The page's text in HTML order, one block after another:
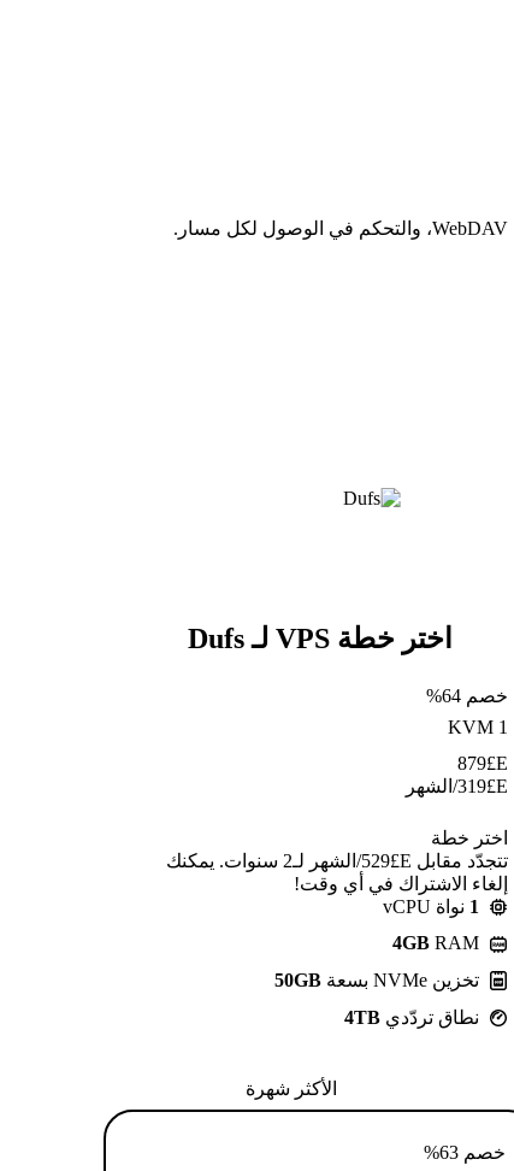
اختر خطة VPS لـ Dufs
خصم 64%
KVM 1
E£
879
E£
319/الشهر
اختر خطة
تتجدّد مقابل E£⁦529⁩/الشهر لـ2 سنوات. يمكنك
إلغاء الاشتراك في أي وقت!
1 نواة vCPU
4GB RAM
تخزين NVMe بسعة
50GB
نطاق تردّدي 4TB
الأكثر شهرة
خصم 63%